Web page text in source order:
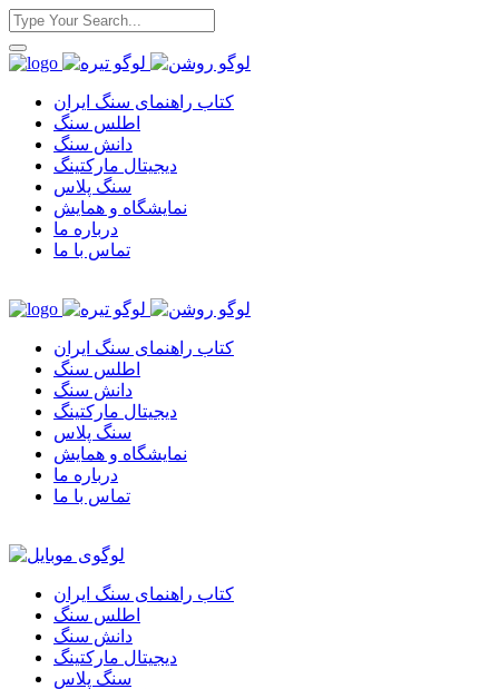
کتاب راهنمای سنگ ایران
اطلس سنگ
دانش سنگ
دیجیتال مارکتینگ
سنگ پلاس
نمایشگاه و همایش
درباره ما
تماس با ما
کتاب راهنمای سنگ ایران
اطلس سنگ
دانش سنگ
دیجیتال مارکتینگ
سنگ پلاس
نمایشگاه و همایش
درباره ما
تماس با ما
کتاب راهنمای سنگ ایران
اطلس سنگ
دانش سنگ
دیجیتال مارکتینگ
سنگ پلاس